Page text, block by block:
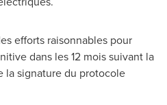
efforts raisonnables pour
dans les 12 mois suivant la
la signature du protocole